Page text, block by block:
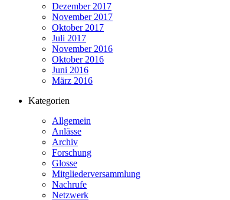
Dezember 2017
November 2017
Oktober 2017
Juli 2017
November 2016
Oktober 2016
Juni 2016
März 2016
Kategorien
Allgemein
Anlässe
Archiv
Forschung
Glosse
Mitgliederversammlung
Nachrufe
Netzwerk